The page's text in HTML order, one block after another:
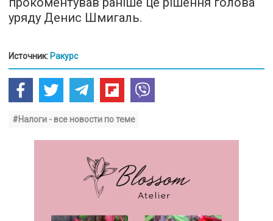
уряду Денис Шмигаль.
Источник: Ракурс
#Налоги - все новости по теме